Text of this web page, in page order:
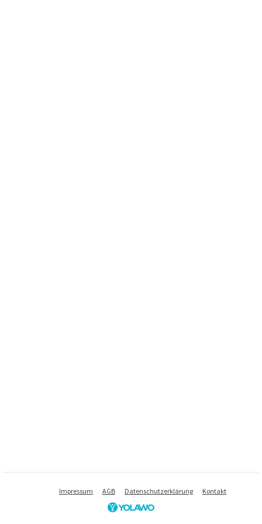
Impressum AGB Datenschutzerklärung Kontakt